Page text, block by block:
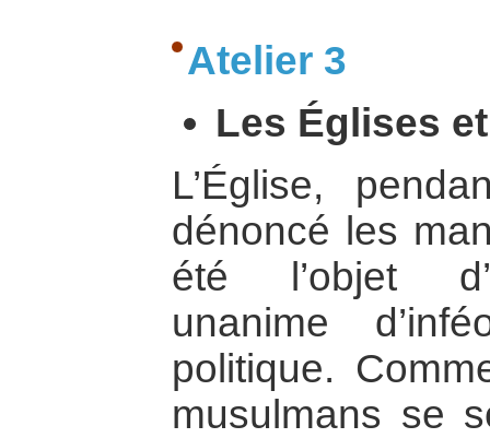
Atelier 3
Les Églises
L’Église,
dénoncé les
été l’objet
unanime
politique.
musulmans se